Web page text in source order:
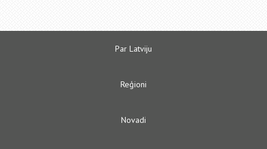
Par Latviju
Reģioni
Novadi